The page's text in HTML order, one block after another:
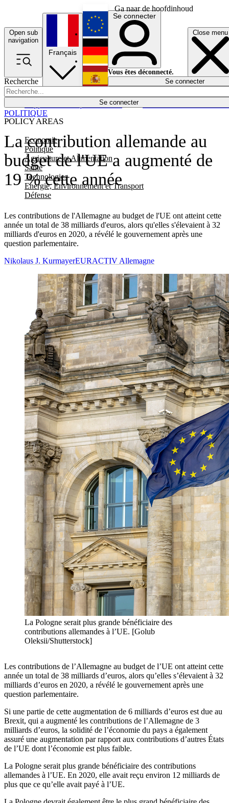
Ga naar de hoofdinhoud
Open sub
navigation
Close menu
Recherche
Se connecter
POLICY AREAS
Economie
Politique
Agriculture et Alimentation
Santé
Technologies
Energie, Environnement et Transport
Défense
Économie
Français
English
Deutsch
Español
Se connecter
Vous êtes déconnecté.
Se connecter
La contribution allemande au
budget de l'UE a augmenté de
19 % cette année
Les contributions de l'Allemagne au budget de l'UE ont atteint cette
année un total de 38 milliards d'euros, alors qu'elles s'élevaient à 32
milliards d'euros en 2020, a révélé le gouvernement après une
question parlementaire.
POLITIQUE
Nikolaus J. KurmayerEURACTIV Allemagne
La Pologne serait plus grande bénéficiaire des
contributions allemandes à l’UE. [Golub
Oleksii/Shutterstock]
Les contributions de l’Allemagne au budget de l’UE ont atteint cette
année un total de 38 milliards d’euros, alors qu’elles s’élevaient à 32
milliards d’euros en 2020, a révélé le gouvernement après une
question parlementaire.
Si une partie de cette augmentation de 6 milliards d’euros est due au
Brexit, qui a augmenté les contributions de l’Allemagne de 3
milliards d’euros, la solidité de l’économie du pays a également
assuré une augmentation par rapport aux contributions d’autres États
de l’UE dont l’économie est plus faible.
La Pologne serait plus grande bénéficiaire des contributions
allemandes à l’UE. En 2020, elle avait reçu environ 12 milliards de
plus que ce qu’elle avait payé à l’UE.